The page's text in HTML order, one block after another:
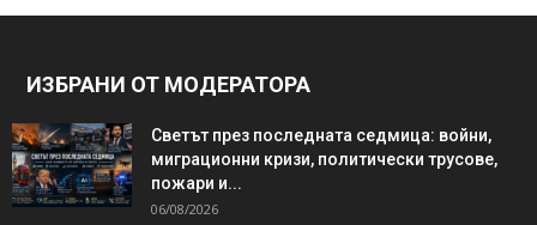
ИЗБРАНИ ОТ МОДЕРАТОРА
Светът през последната седмица: войни,
миграционни кризи, политически трусове,
пожари и...
06/08/2026